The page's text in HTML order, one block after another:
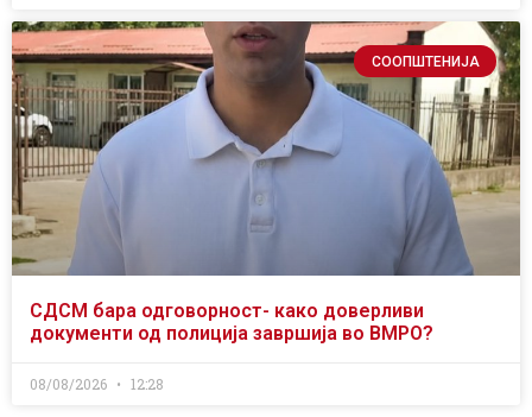
СООПШТЕНИЈА
СДСМ бара одговорност- како доверливи
документи од полиција завршија во ВМРО?
08/08/2026 12:28